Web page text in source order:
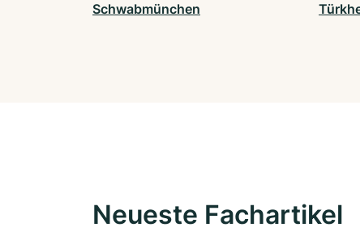
Schwabmünchen
Neueste Fachartikel